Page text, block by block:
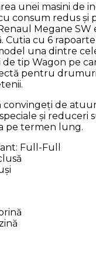
unei masini de
consum redus și
Megane SW
Cutia cu 6 rapoarte
una dintre
de tip Wagon pe
pentru
convingeți de
și reduceri
pe termen lung.
Full-Full